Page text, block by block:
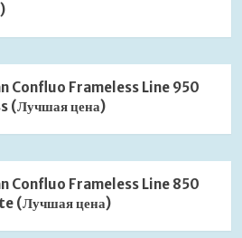
Confluo Frameless Line 950
(Лучшая цена)
Confluo Frameless Line 850
(Лучшая цена)